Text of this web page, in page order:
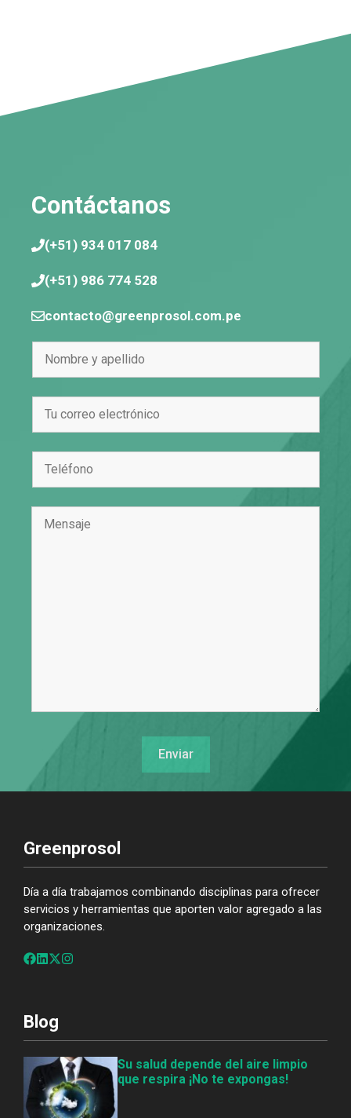
Contáctanos
(+51) 934 017 084
(+51) 986 774 528
contacto@greenprosol.com.pe
Greenprosol
Día a día trabajamos combinando disciplinas para ofrecer
servicios y herramientas que aporten valor agregado a las
organizaciones.
Blog
Su salud depende del aire limpio
que respira ¡No te expongas!